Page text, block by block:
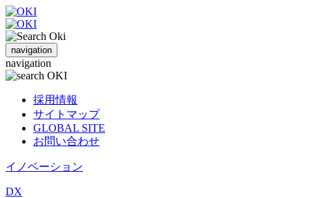
navigation
navigation
採用情報
サイトマップ
GLOBAL SITE
お問い合わせ
イノベーション
DX